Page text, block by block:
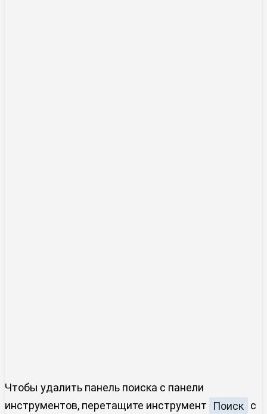
Чтобы удалить панель поиска с панели
инструментов, перетащите инструмент
Поиск с